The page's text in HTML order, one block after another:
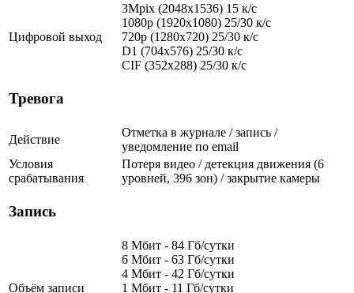
Цифровой выход
3Mpix (2048x1536) 15 к/с
1080p (1920х1080) 25/30 к/с
720p (1280x720) 25/30 к/с
D1 (704x576) 25/30 к/с
CIF (352x288) 25/30 к/с
Тревога
Действие
Отметка в журнале / запись /
уведомление по email
Условия
срабатывания
Потеря видео / детекция движения (6
уровней, 396 зон) / закрытие камеры
Запись
Объём записи
8 Мбит - 84 Гб/сутки
6 Мбит - 63 Гб/сутки
4 Мбит - 42 Гб/сутки
1 Мбит - 11 Гб/сутки